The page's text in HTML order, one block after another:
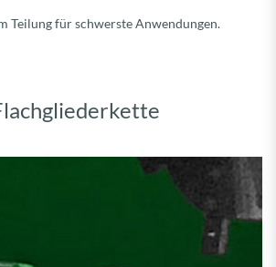
Teilung für schwerste Anwendungen.